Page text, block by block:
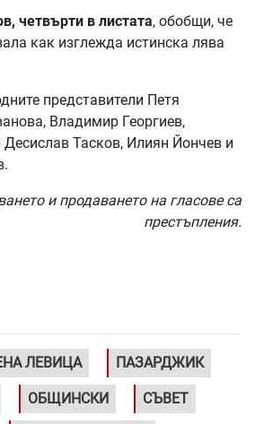
четвърти в листата, обобщи, че
как изглежда истинска лява
представители Петя
Владимир Георгиев,
Десислав Тасков, Илиян Йончев и
и продаването на гласове са
престъпления.
ЛЕВИЦА ПАЗАРДЖИК
ОБЩИНСКИ СЪВЕТ